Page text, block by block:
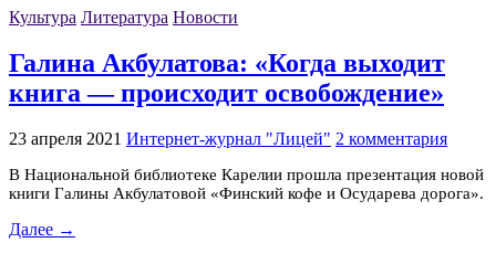
Культура Литература Новости
Галина Акбулатова: «Когда выходит
книга — происходит освобождение»
23 апреля 2021 Интернет-журнал "Лицей" 2 комментария
В Национальной библиотеке Карелии прошла презентация новой
книги Галины Акбулатовой «Финский кофе и Осударева дорога».
Далее →